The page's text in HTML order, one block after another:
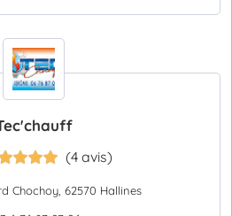
(4 avis)
Chochoy, 62570 Hallines